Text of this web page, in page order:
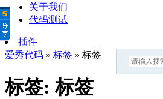
关于我们
代码测试
插件
爱秀代码 » 标签 » 标签
标签: 标签